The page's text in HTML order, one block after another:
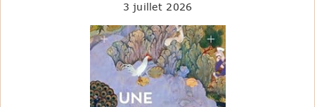
3 juillet 2026